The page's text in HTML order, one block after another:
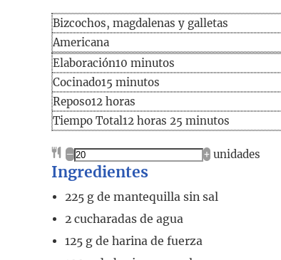
Bizcochos, magdalenas y galletas
Americana
Elaboración
Elaboración10 minutos
minutos
Cocinado
Cocinado15 minutos
minutos
Reposo12horas
horas
Tiempo
Tiempo Total12horas
horas 25 minutos
minutos
– + unidades
Ingredientes
225 g de mantequilla sin sal
2 cucharadas de agua
125 g de harina de fuerza